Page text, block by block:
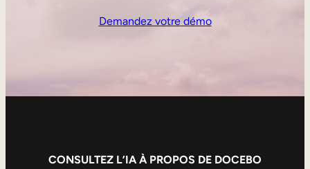
Demandez votre démo
CONSULTEZ L’IA À PROPOS DE DOCEBO